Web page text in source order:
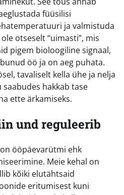
füüsilisi
ja valmistuda
otseselt “uimasti”, mis
pigem bioloogiline signaal,
öö ja on aeg puhata.
tavaliselt kella ühe ja nelja
hakkab tase
ette ärkamiseks.
und reguleerib
ööpäevarütmi ehk
Meie kehal on
kõiki elutähtsaid
eritumisest kuni